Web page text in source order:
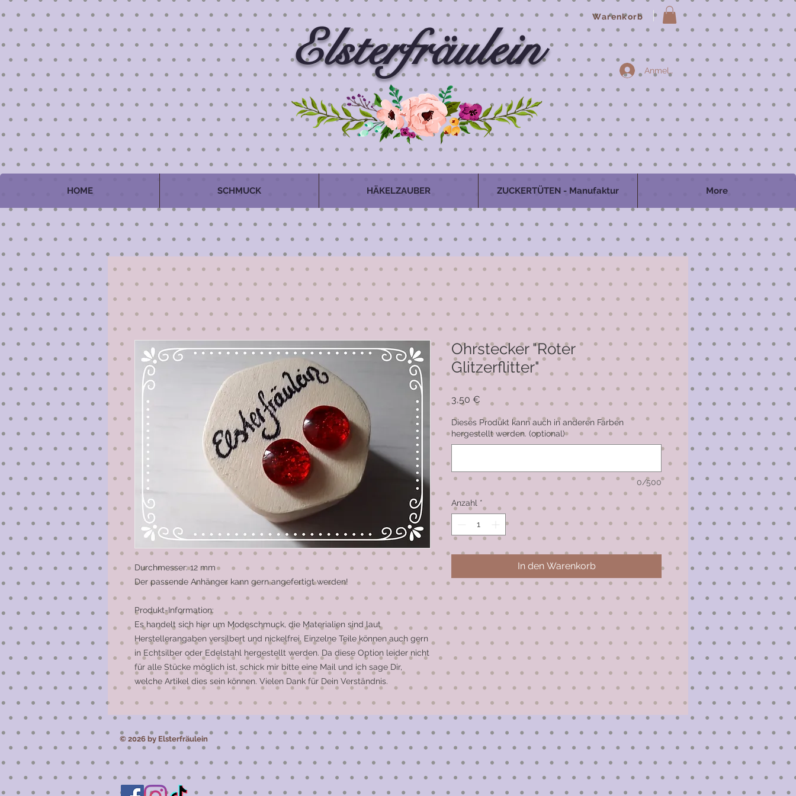
Warenkorb
Elsterfräulein
HOME SCHMUCK HÄKELZAUBER ZUCKERTÜTEN - Manufaktur More
Anmelden
Durchmesser: 12 mm
Der passende Anhänger kann gern angefertigt werden!
Produkt-Information:
Es handelt sich hier um Modeschmuck, die Materialien sind laut
Herstellerangaben versilbert und nickelfrei. Einzelne Teile können auch gern
in Echtsilber oder Edelstahl hergestellt werden. Da diese Option leider nicht
für alle Stücke möglich ist, schick mir bitte eine Mail und ich sage Dir,
welche Artikel dies sein können. Vielen Dank für Dein Verständnis.
Ohrstecker "Roter
Glitzerflitter"
3,50 €
Dieses Produkt kann auch in anderen Farben
hergestellt werden. (optional)
0/500
Anzahl *
In den Warenkorb
© 2026 by Elsterfräulein